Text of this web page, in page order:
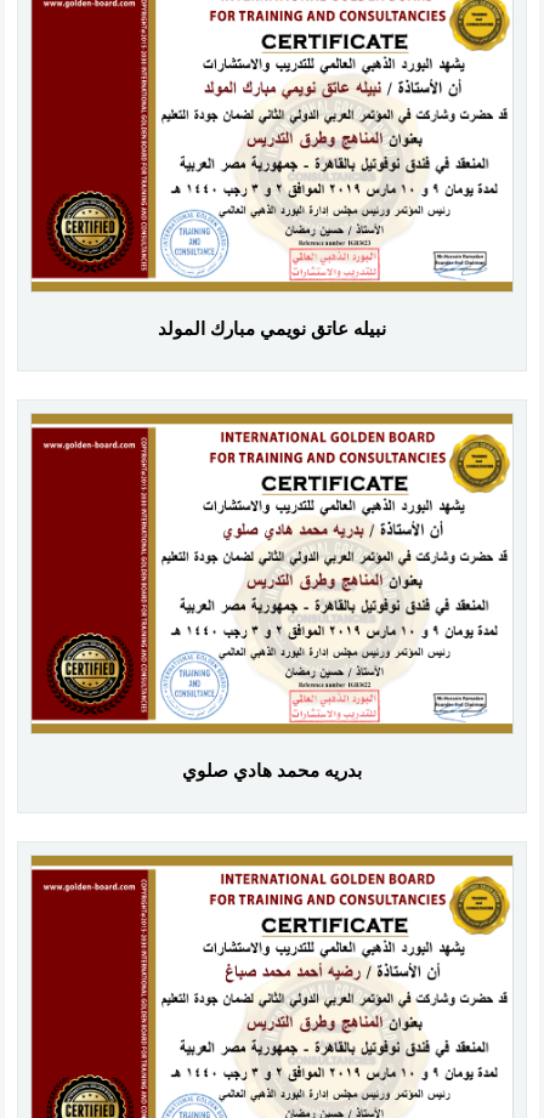
نبيله عاتق نويمي مبارك المولد
بدريه محمد هادي صلوي